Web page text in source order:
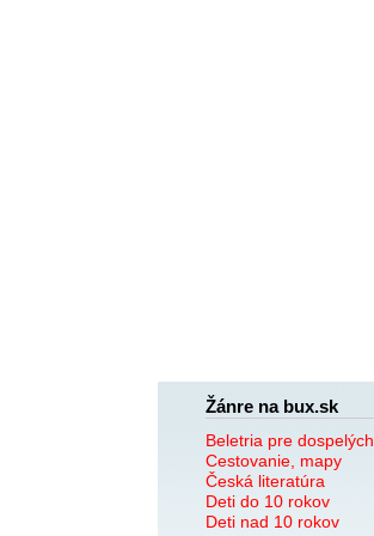
Žánre na bux.sk
Beletria pre dospelých
Cestovanie, mapy
Česká literatúra
Deti do 10 rokov
Deti nad 10 rokov